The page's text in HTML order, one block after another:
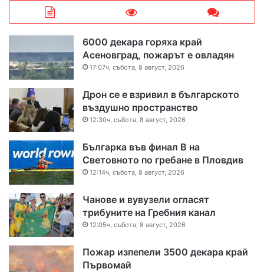
6000 декара горяха край
Асеновград, пожарът е овладян
17:07ч, събота, 8 август, 2026
Дрон се е взривил в българското
въздушно пространство
12:30ч, събота, 8 август, 2026
Българка във финал B на
Световното по гребане в Пловдив
12:14ч, събота, 8 август, 2026
Чанове и вувузели огласят
трибуните на Гребния канал
12:05ч, събота, 8 август, 2026
Пожар изпепели 3500 декара край
Първомай